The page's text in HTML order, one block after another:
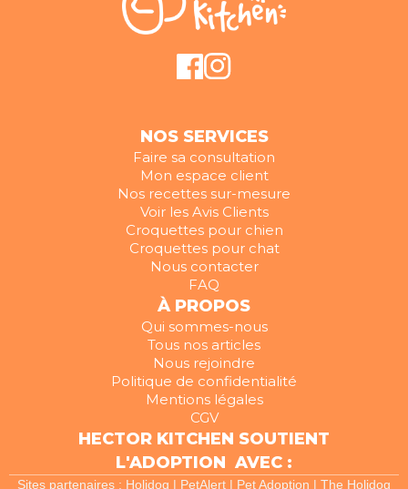
NOS SERVICES
Faire sa consultation
Mon espace client
Nos recettes sur-mesure
Voir les Avis Clients
Croquettes pour chien
Croquettes pour chat
Nous contacter
FAQ
À PROPOS
Qui sommes-nous
Tous nos articles
Nous rejoindre
Politique de confidentialité
Mentions légales
CGV
HECTOR KITCHEN SOUTIENT
L'ADOPTION AVEC :
Sites partenaires : Holidog | PetAlert | Pet Adoption | The Holidog